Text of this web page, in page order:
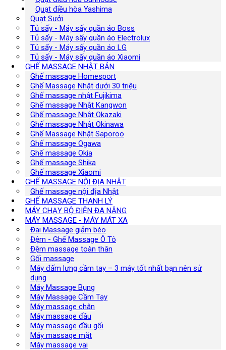
Quạt điều hòa Yashima
Quạt Sưởi
Tủ sấy - Máy sấy quần áo Boss
Tủ sấy - Máy sấy quần áo Electrolux
Tủ sấy - Máy sấy quần áo LG
Tủ sấy - Máy sấy quần áo Xiaomi
GHẾ MASSAGE NHẬT BẢN
Ghế massage Homesport
Ghế Massage Nhật dưới 30 triệu
Ghế massage nhật Fujikima
Ghế massage Nhật Kangwon
Ghế massage Nhật Okazaki
Ghế massage Nhật Okinawa
Ghế Massage Nhật Saporoo
Ghế massage Ogawa
Ghế massage Okia
Ghế massage Shika
Ghế massage Xiaomi
GHẾ MASSAGE NỘI ĐỊA NHẬT
Ghế massage nội địa Nhật
GHẾ MASSAGE THANH LÝ
MÁY CHẠY BỘ ĐIỆN ĐA NĂNG
MÁY MASSAGE - MÁY MÁT XA
Đai Massage giảm béo
Đệm - Ghế Massage Ô Tô
Đệm massage toàn thân
Gối massage
Máy đấm lưng cầm tay – 3 máy tốt nhất bạn nên sử
dụng
Máy Massage Bụng
Máy Massage Cầm Tay
Máy massage chân
Máy massage đầu
Máy massage đầu gối
Máy massage mặt
Máy massage vai